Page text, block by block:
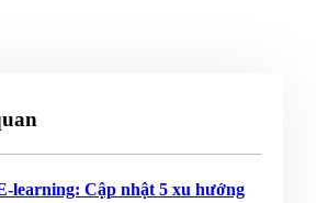
learning: Cập nhật 5 xu hướng